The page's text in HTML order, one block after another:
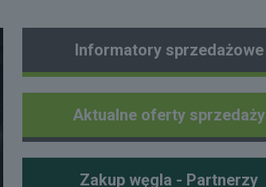
Informatory sprzedażowe
Aktualne oferty sprzedaży
Zakup węgla - Partnerzy